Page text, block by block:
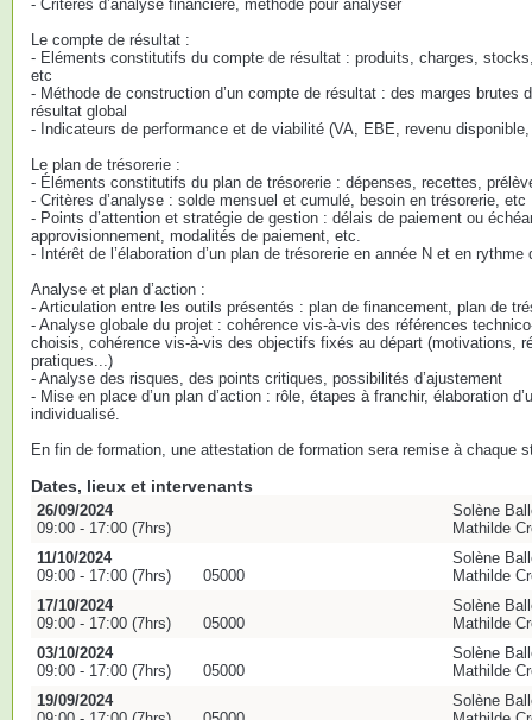
- Critères d’analyse financière, méthode pour analyser
Le compte de résultat :
- Eléments constitutifs du compte de résultat : produits, charges,
etc
- Méthode de construction d’un compte de résultat : des marges brutes
résultat global
- Indicateurs de performance et de viabilité (VA, EBE, revenu
Le plan de trésorerie :
- Éléments constitutifs du plan de trésorerie : dépenses, recettes,
- Critères d’analyse : solde mensuel et cumulé, besoin en trésorerie, etc
- Points d’attention et stratégie de gestion : délais de paiement ou
approvisionnement, modalités de paiement, etc.
- Intérêt de l’élaboration d’un plan de trésorerie en année N et en rythme
Analyse et plan d’action :
- Articulation entre les outils présentés : plan de financement, plan de
- Analyse globale du projet : cohérence vis-à-vis des références
choisis, cohérence vis-à-vis des objectifs fixés au départ (motivations,
pratiques...)
- Analyse des risques, des points critiques, possibilités d’ajustement
- Mise en place d’un plan d’action : rôle, étapes à franchir, élaboration
individualisé.
En fin de formation, une attestation de formation sera remise à chaque
Dates, lieux et intervenants
26/09/2024
09:00 - 17:00 (7hrs)
Solène
Mathilde
11/10/2024
09:00 - 17:00 (7hrs)
05000
Solène
Mathilde
17/10/2024
09:00 - 17:00 (7hrs)
05000
Solène
Mathilde
03/10/2024
09:00 - 17:00 (7hrs)
05000
Solène
Mathilde
19/09/2024
Solène